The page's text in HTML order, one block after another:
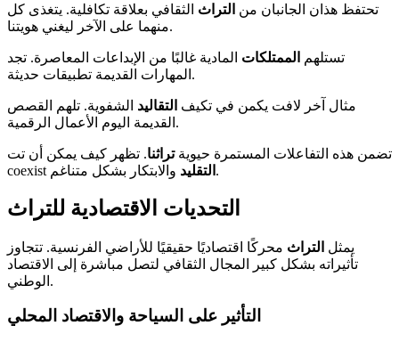
تحتفظ هذان الجانبان من التراث الثقافي بعلاقة تكافلية. يتغذى كل
منهما على الآخر ليغني هويتنا.
تستلهم الممتلكات المادية غالبًا من الإبداعات المعاصرة. تجد
المهارات القديمة تطبيقات حديثة.
مثال آخر لافت يكمن في تكيف التقاليد الشفوية. تلهم القصص
القديمة اليوم الأعمال الرقمية.
تضمن هذه التفاعلات المستمرة حيويةتراثنا. تظهر كيف يمكن أن تت
coexist
التقليد والابتكار بشكل متناغم.
التحديات الاقتصادية للتراث
يمثل التراث محركًا اقتصاديًا حقيقيًا للأراضي الفرنسية. تتجاوز
تأثيراته بشكل كبير المجال الثقافي لتصل مباشرة إلى الاقتصاد
الوطني.
التأثير على السياحة والاقتصاد المحلي